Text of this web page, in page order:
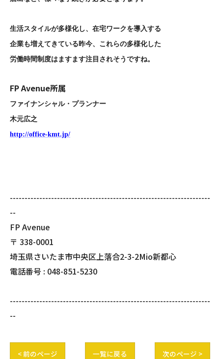
生活スタイルが多様化し、在宅ワークを導入する
企業も増えてきている昨今、これらの多様化した
労働時間制度はますます注目されそうですね。
FP Avenue所属
ファイナンシャル・プランナー
木元広之
http://office-kmt.jp/
--------------------------------------------------------------------
--
FP Avenue
〒 338-0001
埼玉県さいたま市中央区上落合2-3-2Mio新都心
電話番号 : 048-851-5230
--------------------------------------------------------------------
--
< 前のページ 一覧に戻る 次のページ >